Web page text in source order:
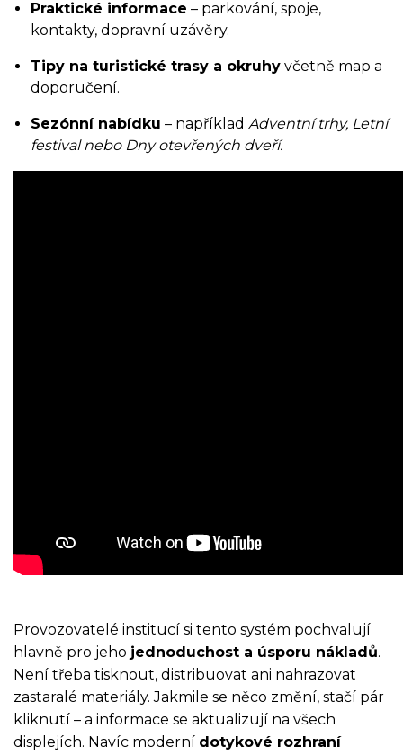
Praktické informace – parkování, spoje,
kontakty, dopravní uzávěry.
Tipy na turistické trasy a okruhy včetně map a
doporučení.
Sezónní nabídku – například Adventní trhy, Letní
festival nebo Dny otevřených dveří.
Provozovatelé institucí si tento systém pochvalují
hlavně pro jeho jednoduchost a úsporu nákladů.
Není třeba tisknout, distribuovat ani nahrazovat
zastaralé materiály. Jakmile se něco změní, stačí pár
kliknutí – a informace se aktualizují na všech
displejích. Navíc moderní dotykové rozhraní